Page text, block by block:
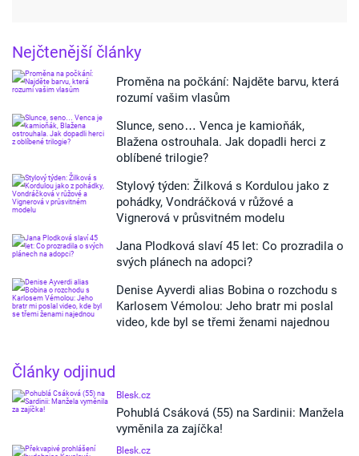
Nejčtenější články
Proměna na počkání: Najděte barvu, která
rozumí vašim vlasům
Slunce, seno… Venca je kamioňák,
Blažena ostrouhala. Jak dopadli herci z
oblíbené trilogie?
Stylový týden: Žilková s Kordulou jako z
pohádky, Vondráčková v růžové a
Vignerová v průsvitném modelu
Jana Plodková slaví 45 let: Co prozradila o
svých plánech na adopci?
Denise Ayverdi alias Bobina o rozchodu s
Karlosem Vémolou: Jeho bratr mi poslal
video, kde byl se třemi ženami najednou
Články odjinud
Blesk.cz
Pohublá Csáková (55) na Sardinii: Manžela
vyměnila za zajíčka!
Blesk.cz